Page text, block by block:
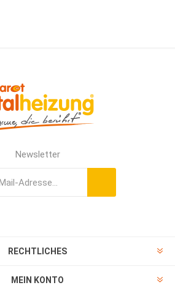
Newsletter
RECHTLICHES
MEIN KONTO